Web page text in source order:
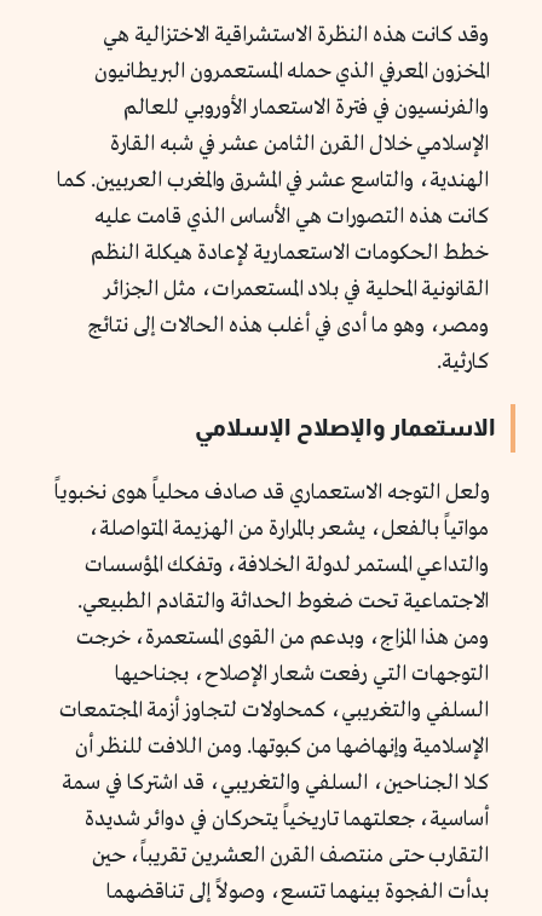
وقد كانت هذه النظرة الاستشراقية الاختزالية هي
المخزون المعرفي الذي حمله المستعمرون البريطانيون
والفرنسيون في فترة الاستعمار الأوروبي للعالم
الإسلامي خلال القرن الثامن عشر في شبه القارة
الهندية، والتاسع عشر في المشرق والمغرب العربيين. كما
كانت هذه التصورات هي الأساس الذي قامت عليه
خطط الحكومات الاستعمارية لإعادة هيكلة النظم
القانونية المحلية في بلاد المستعمرات، مثل الجزائر
ومصر، وهو ما أدى في أغلب هذه الحالات إلى نتائج
كارثية.
الاستعمار والإصلاح الإسلامي
ولعل التوجه الاستعماري قد صادف محلياً هوى نخبوياً
مواتياً بالفعل، يشعر بالمرارة من الهزيمة المتواصلة،
والتداعي المستمر لدولة الخلافة، وتفكك المؤسسات
الاجتماعية تحت ضغوط الحداثة والتقادم الطبيعي.
ومن هذا المزاج، وبدعم من القوى المستعمرة، خرجت
التوجهات التي رفعت شعار الإصلاح، بجناحيها
السلفي والتغريبي، كمحاولات لتجاوز أزمة المجتمعات
الإسلامية وإنهاضها من كبوتها. ومن اللافت للنظر أن
كلا الجناحين، السلفي والتغريبي، قد اشتركا في سمة
أساسية، جعلتهما تاريخياً يتحركان في دوائر شديدة
التقارب حتى منتصف القرن العشرين تقريباً، حين
بدأت الفجوة بينهما تتسع، وصولاً إلى تناقضهما